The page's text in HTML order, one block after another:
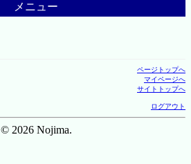
メニュー
ページトップへ
マイページへ
サイトトップへ
ログアウト
© 2026 Nojima.